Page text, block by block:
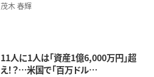
茂木 春輝
11人に1人は「資産1億6,000万円」超
え！？…米国で「百万ドル…